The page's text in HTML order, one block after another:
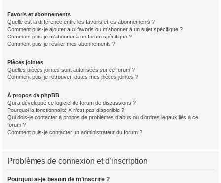
Favoris et abonnements
Quelle est la différence entre les favoris et les abonnements ?
Comment puis-je ajouter aux favoris ou m’abonner à un sujet spécifique ?
Comment puis-je m’abonner à un forum spécifique ?
Comment puis-je résilier mes abonnements ?
Pièces jointes
Quelles pièces jointes sont autorisées sur ce forum ?
Comment puis-je retrouver toutes mes pièces jointes ?
À propos de phpBB
Qui a développé ce logiciel de forum de discussions ?
Pourquoi la fonctionnalité X n’est pas disponible ?
Qui dois-je contacter à propos de problèmes d’abus ou d’ordres légaux liés à ce
forum ?
Comment puis-je contacter un administrateur du forum ?
Problèmes de connexion et d’inscription
Pourquoi ai-je besoin de m’inscrire ?